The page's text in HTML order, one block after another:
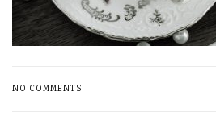
NO COMMENTS